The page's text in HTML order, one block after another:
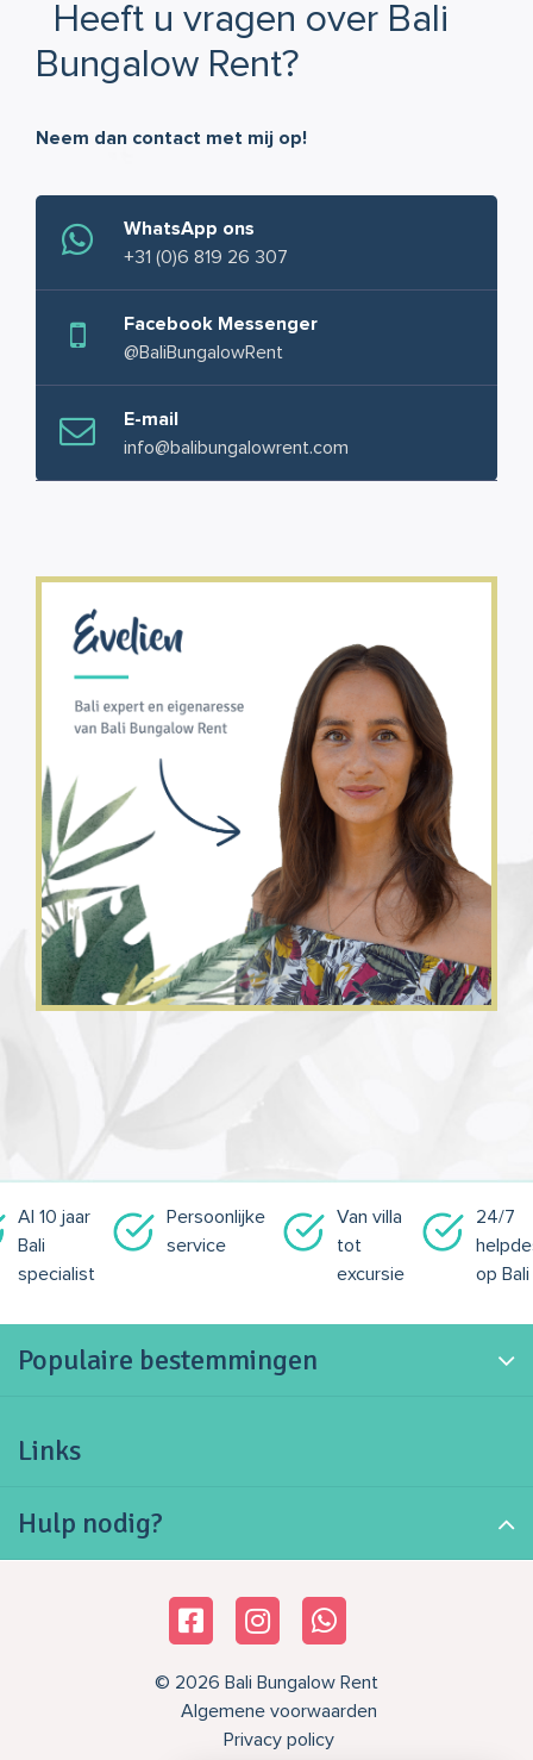
Heeft u vragen over Bali
Bungalow Rent?
Neem dan contact met mij op!
WhatsApp ons
+31 (0)6 819 26 307
Facebook Messenger
@BaliBungalowRent
E-mail
info@balibungalowrent.com
Al 10 jaar
Bali
specialist
Persoonlijke
service
Van villa
tot
excursie
24/7
op Bali
Populaire bestemmingen
Links
Hulp nodig?
© 2026 Bali Bungalow Rent
Algemene voorwaarden
Privacy policy